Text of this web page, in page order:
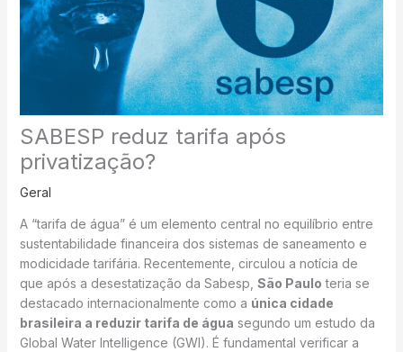
SABESP reduz tarifa após
privatização?
Geral
A “tarifa de água” é um elemento central no equilíbrio entre
sustentabilidade financeira dos sistemas de saneamento e
modicidade tarifária. Recentemente, circulou a notícia de
que após a desestatização da Sabesp, São Paulo teria se
destacado internacionalmente como a única cidade
brasileira a reduzir tarifa de água segundo um estudo da
Global Water Intelligence (GWI). É fundamental verificar a